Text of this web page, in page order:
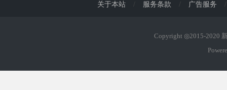
关于本站 / 服务条款 / 广告服务 /
Copyright ◎2015-2020